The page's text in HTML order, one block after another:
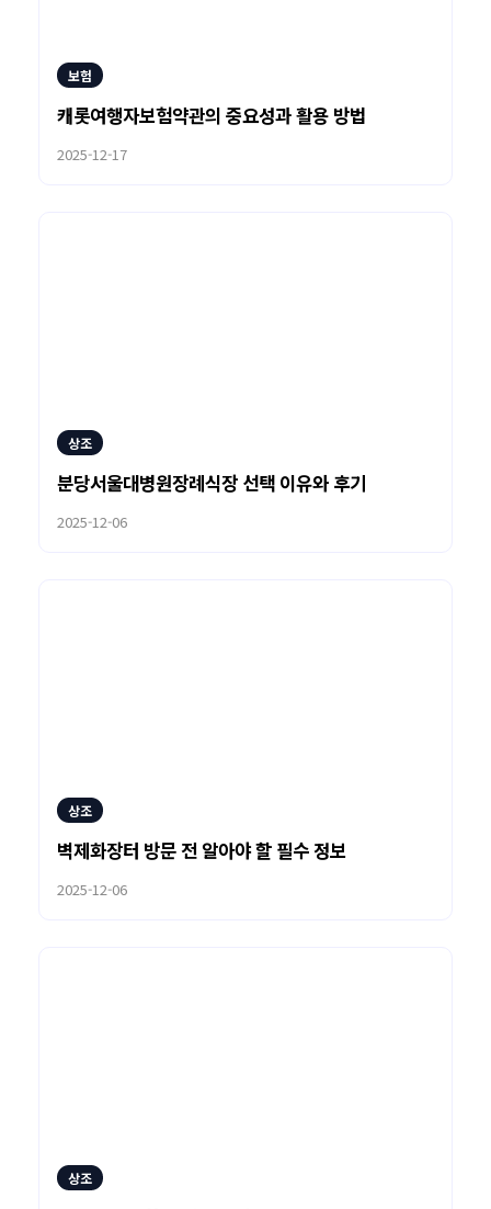
보험
캐롯여행자보험약관의 중요성과 활용 방법
2025-12-17
상조
분당서울대병원장례식장 선택 이유와 후기
2025-12-06
상조
벽제화장터 방문 전 알아야 할 필수 정보
2025-12-06
상조